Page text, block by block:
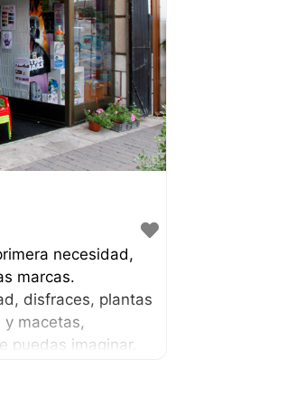
necesidad,
marcas.
disfraces, plantas
macetas,
puedas imaginar.